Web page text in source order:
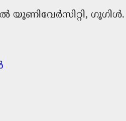
ഗൂഗിള്‍.